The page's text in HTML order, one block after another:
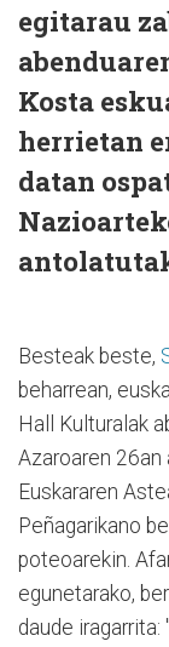
egitarau
Kosta
herrietan
datan
Besteak beste,
beharrean,
Hall Kulturalak
Azaroaren 26an
Euskararen
Peñagarikano
poteoarekin.
egunetarako,
daude